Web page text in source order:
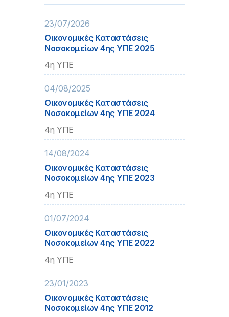
23/07/2026
Οικονομικές Καταστάσεις
Νοσοκομείων 4ης ΥΠΕ 2025
4η ΥΠΕ
04/08/2025
Οικονομικές Καταστάσεις
Νοσοκομείων 4ης ΥΠΕ 2024
4η ΥΠΕ
14/08/2024
Οικονομικές Καταστάσεις
Νοσοκομείων 4ης ΥΠΕ 2023
4η ΥΠΕ
01/07/2024
Οικονομικές Καταστάσεις
Νοσοκομείων 4ης ΥΠΕ 2022
4η ΥΠΕ
23/01/2023
Οικονομικές Καταστάσεις
Νοσοκομείων 4ης ΥΠΕ 2012